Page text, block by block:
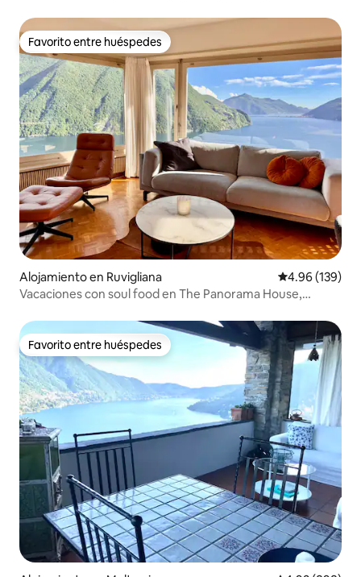
Favorito entre huéspedes
Favorito entre huéspedes
Alojamiento en Ruvigliana Calificación
4.96 (139)
Vacaciones con soul food en The Panorama House,
Favorito entre huéspedes
Favorito entre huéspedes